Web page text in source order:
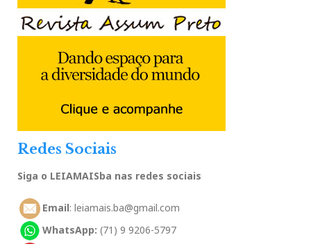
Redes Sociais
Siga o LEIAMAISba nas redes sociais
Email: leiamais.ba@gmail.com
WhatsApp: (71) 9 9206-5797